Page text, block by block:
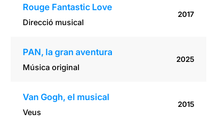
Rouge Fantastic Love
Direcció musical
2017
PAN, la gran aventura
Música original
2025
Van Gogh, el musical
Veus
2015